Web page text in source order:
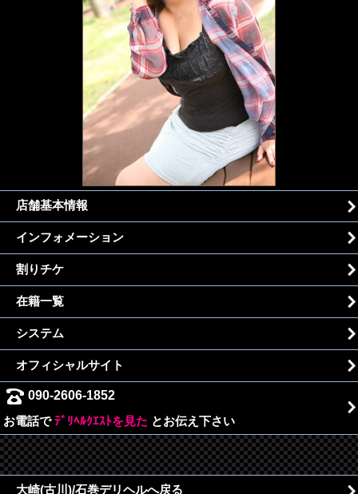
店舗基本情報
インフォメーション
割りチケ
在籍一覧
システム
オフィシャルサイト
090-2606-1852
お電話でﾃﾞﾘﾍﾙｸｴｽﾄを見た とお伝え下さい
大崎(古川)/石巻デリヘルへ戻る